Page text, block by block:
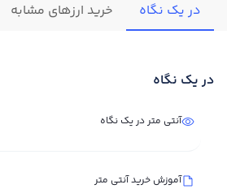
در یک نگاه خرید ارزهای مشابه
در یک نگاه
آنتی متر در یک نگاه
آموزش خرید آنتی متر